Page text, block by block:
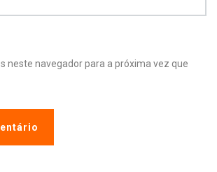
neste navegador para a próxima vez que